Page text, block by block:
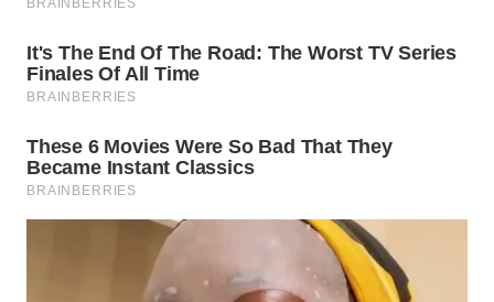
BORNEO
Wahana
Media
WAHANA
NEWS